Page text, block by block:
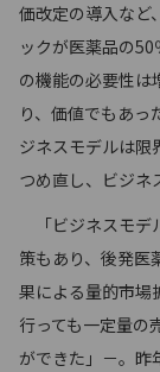
価改定の導入など
ックが医薬品の
の機能の必要性は
り、価値でもあ
ジネスモデルは限
つめ直し、ビジネ
「ビジネスモデ
策もあり、後発医
果による量的市場
行っても一定量の
ができた」－。昨